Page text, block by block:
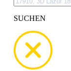
SUCHEN